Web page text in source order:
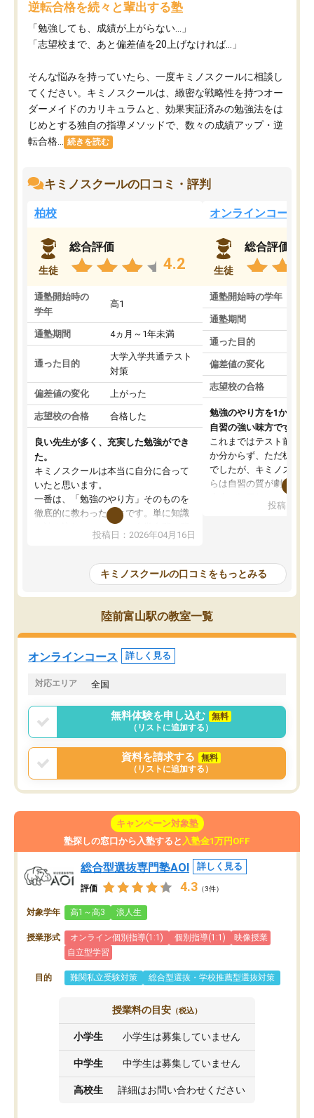
逆転合格を続々と輩出する塾
「勉強しても、成績が上がらない…」
「志望校まで、あと偏差値を20上げなければ…」
そんな悩みを持っていたら、一度キミノスクールに相談し
てください。キミノスクールは、緻密な戦略性を持つオー
ダーメイドのカリキュラムと、効果実証済みの勉強法をは
じめとする独自の指導メソッドで、数々の成績アップ・逆
転合格...
続きを読む
キミノスクールの口コミ・評判
柏校
生徒
総合評価
4.2
通塾開始時の
学年
高1
通塾期間 4ヵ月～1年未満
通った目的
大学入学共通テスト
対策
偏差値の変化 上がった
志望校の合格 合格した
良い先生が多く、充実した勉強ができ
た。
キミノスクールは本当に自分に合って
いたと思います。
一番は、「勉強のやり方」そのものを
徹底的に教わったことです。単に知識
を詰め込むのではなく、自学自習の習
慣が身につくよう並走してくれるの
はなくなりました。
講師の方との距離も近く、親身なコー
チングのおかげで、停滞期もモチベー
ションを維持できました。「やらされ
る勉強」から「目標のための勉強」へ
意識が変わったことが、目標校への合
投稿日：2026年04月16日
オンラインコース
生徒
総合評価
通塾開始時の学年
通塾期間
通った目的
偏差値の変化
志望校の合格
勉強のやり方を1から教
自習の強い味方です。
これまではテスト前に何
か分からず、ただ机に座
でしたが、キミノスクー
らは自習の質が劇的に変
を明確にしてくれるの
の仕方をコーチングして
ルなので、家での学習習
身につきました。結果と
た英語の偏差値が10以上
していた公立高校に無事
た。自分から学ぶ姿勢を
投稿日：
キミノスクールの口コミをもっとみる
陸前富山駅の教室一覧
オンラインコース 詳しく見る
対応エリア 全国
無料体験を申し込む
無料
（リストに追加する）
資料を請求する
無料
（リストに追加する）
キャンペーン対象塾
塾探しの窓口から入塾すると 入塾金1万円OFF
総合型選抜専門塾AOI 詳しく見る
評価 4.3 （3件）
対象学年 高1～高3 浪人生
授業形式 オンライン個別指導(1:1) 個別指導(1:1)
映像授業
自立型学習
目的 難関私立受験対策 総合型選抜・学校推薦型選抜対策
授業料の目安 （税込）
小学生 小学生は募集していません
中学生 中学生は募集していません
高校生 詳細はお問い合わせください